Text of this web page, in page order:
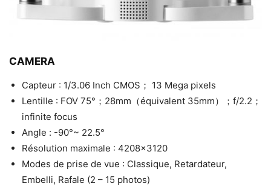
CAMERA
Capteur : 1/3.06 Inch CMOS； 13 Mega pixels
Lentille : FOV 75°；28mm（équivalent 35mm）；f/2.2；
infinite focus
Angle : -90°~ 22.5°
Résolution maximale : 4208×3120
Modes de prise de vue : Classique, Retardateur,
Embelli, Rafale (2 – 15 photos)